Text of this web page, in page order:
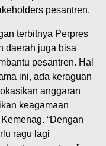
pesantren.
terbitnya Perpres
daerah juga bisa
pesantren. Hal
ini, ada keraguan
anggaran
keagamaan
“Dengan
ragu lagi